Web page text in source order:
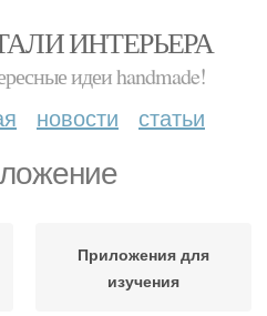
ИНТЕРЬЕРА
идеи handmade!
новости статьи
Приложения для
изучения